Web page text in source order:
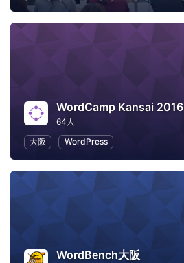
WordCamp Kansai 2016
64人
大阪
WordPress
WordBench大阪